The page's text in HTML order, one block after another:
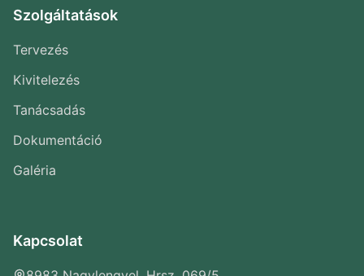
Szolgáltatások
Tervezés
Kivitelezés
Tanácsadás
Dokumentáció
Galéria
Kapcsolat